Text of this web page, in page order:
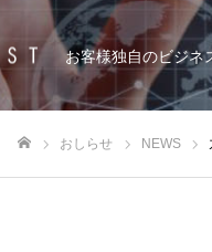
お客様独自のビジネ
おしらせ NEWS